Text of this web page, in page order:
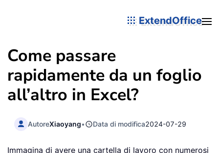
ExtendOffice
Come passare
rapidamente da un foglio
all’altro in Excel?
AutoreXiaoyang• Data di modifica2024-07-29
Immagina di avere una cartella di lavoro con numerosi